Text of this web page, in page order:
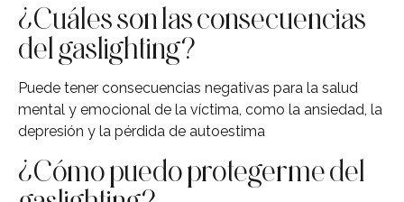
¿Cuáles son las consecuencias
del gaslighting?
Puede tener consecuencias negativas para la salud
mental y emocional de la víctima, como la ansiedad, la
depresión y la pérdida de autoestima
¿Cómo puedo protegerme del